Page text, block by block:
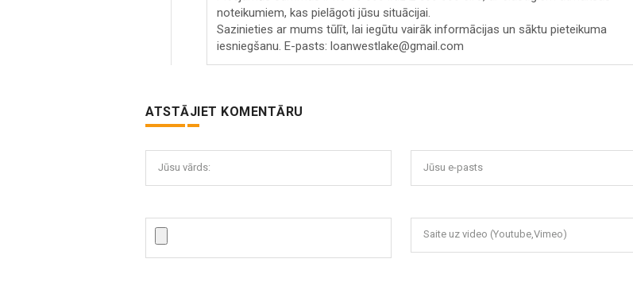
noteikumiem, kas pielāgoti jūsu situācijai.
Sazinieties ar mums tūlīt, lai iegūtu vairāk informācijas un sāktu pieteikuma
iesniegšanu. E-pasts: loanwestlake@gmail.com
ATSTĀJIET KOMENTĀRU
Jūsu vārds: Jūsu e-pasts
Saite uz video (Youtube,Vimeo)